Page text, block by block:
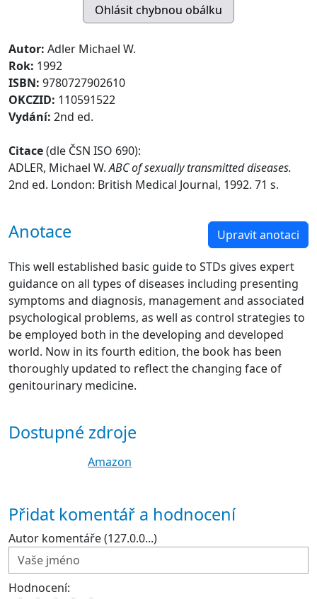
Autor: Adler Michael W.
Rok: 1992
ISBN: 9780727902610
OKCZID: 110591522
Vydání: 2nd ed.
Citace(dle ČSN ISO 690):
ADLER, Michael W.ABC of sexually transmitted diseases.
2nd ed. London: British Medical Journal, 1992. 71 s.
Anotace Upravit anotaci
This well established basic guide to STDs gives expert
guidance on all types of diseases including presenting
symptoms and diagnosis, management and associated
psychological problems, as well as control strategies to
be employed both in the developing and developed
world. Now in its fourth edition, the book has been
thoroughly updated to reflect the changing face of
genitourinary medicine.
Dostupné zdroje
Amazon
Přidat komentář a hodnocení
Autor komentáře (127.0.0...)
Hodnocení: